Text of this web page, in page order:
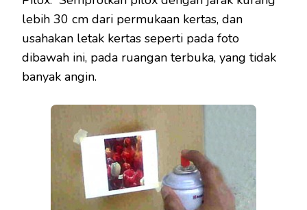
lebih 30 cm dari permukaan kertas, dan
usahakan letak kertas seperti pada foto
dibawah ini, pada ruangan terbuka, yang tidak
banyak angin.